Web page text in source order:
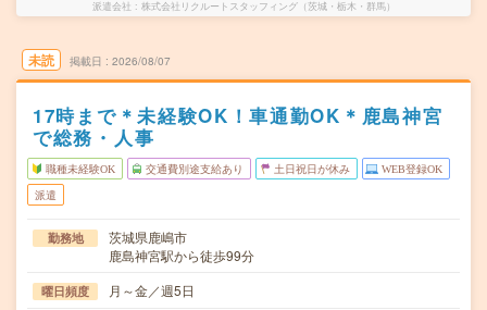
派遣会社 株式会社リクルートスタッフィング（茨城・栃木・群馬）
未読 掲載日 2026/08/07
17時まで＊未経験OK！車通勤OK＊鹿島神宮
で総務・人事
職種未経験OK 交通費別途支給あり 土日祝日が休み WEB登録OK
派遣
勤務地
茨城県鹿嶋市
鹿島神宮駅から徒歩99分
曜日頻度 月～金／週5日